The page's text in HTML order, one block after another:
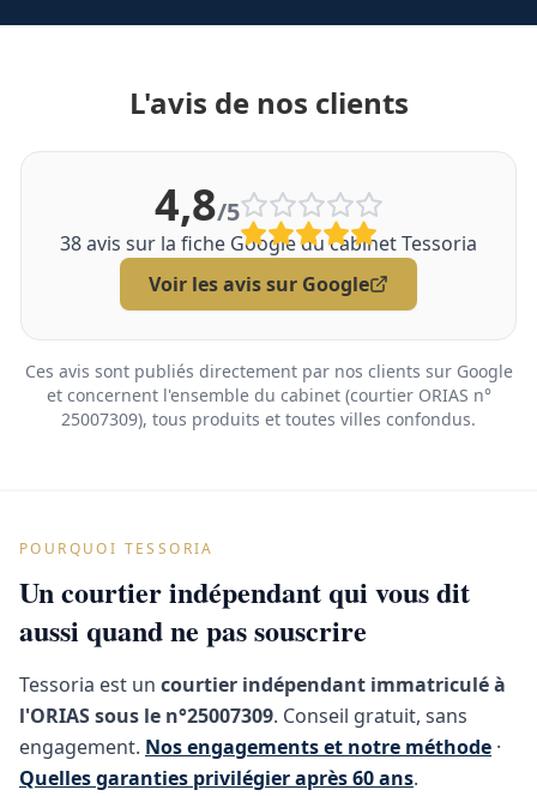
L'avis de nos clients
4,8/5
38avis sur la fiche Google du cabinet Tessoria
Voir les avis sur Google
Ces avis sont publiés directement par nos clients sur Google
et concernent l'ensemble du cabinet (courtier ORIAS n°
25007309), tous produits et toutes villes confondus.
POURQUOI TESSORIA
Un courtier indépendant qui vous dit
aussi quand ne pas souscrire
Tessoria est un courtier indépendant immatriculé à
l'ORIAS sous le n°25007309. Conseil gratuit, sans
engagement. Nos engagements et notre méthode ·
Quelles garanties privilégier après 60 ans.